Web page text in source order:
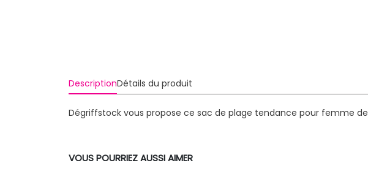
DescriptionDétails du produit
Dégriffstock vous propose ce sac de plage tendance pour femme de
VOUS POURRIEZ AUSSI AIMER